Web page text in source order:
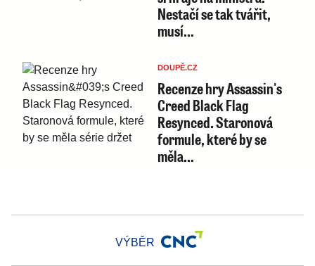
Nestačí se tak tvářit,
musí…
DOUPĚ.CZ
Recenze hry Assassin's
Creed Black Flag
Resynced. Staronová
formule, které by se
měla…
VÝBĚR